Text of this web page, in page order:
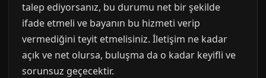
talep ediyorsanız, bu durumu net bir şekilde
ifade etmeli ve bayanın bu hizmeti verip
vermediğini teyit etmelisiniz. İletişim ne kadar
açık ve net olursa, buluşma da o kadar keyifli ve
sorunsuz geçecektir.